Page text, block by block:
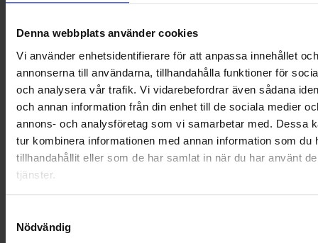
Denna webbplats använder cookies
Vi använder enhetsidentifierare för att anpassa innehållet och
annonserna till användarna, tillhandahålla funktioner för
och analysera vår trafik. Vi vidarebefordrar även sådana
och annan information från din enhet till de sociala medier
annons- och analysföretag som vi samarbetar med. Dessa
tur kombinera informationen med annan information som du
tillhandahållit eller som de har samlat in när du har använt
tjänster.
Nödvändig
OHLSSONSKOLLEGOR
RENHÅLLNING
SAMARBETEN
SOCIALT ANSVAR
VELLINGE